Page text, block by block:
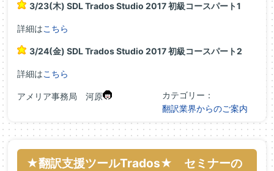
3/23(木) SDL Trados Studio 2017 初級コースパート1
詳細はこちら
3/24(金) SDL Trados Studio 2017 初級コースパート2
詳細はこちら
アメリア事務局 河原
カテゴリー：
翻訳業界からのご案内
★翻訳支援ツールTrados★ セミナーの